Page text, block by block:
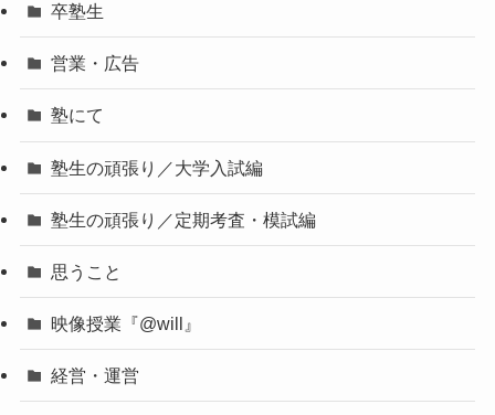
卒塾生
営業・広告
塾にて
塾生の頑張り／大学入試編
塾生の頑張り／定期考査・模試編
思うこと
映像授業『@will』
経営・運営